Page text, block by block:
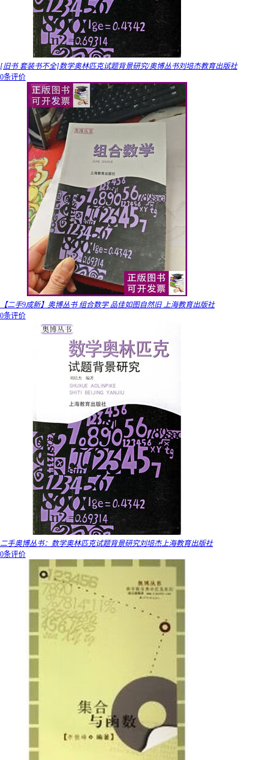
[旧书 套装书不全]数学奥林匹克试题背景研究/奥博丛书刘培杰教育出版社
0条评价
【二手9成新】奥博丛书 组合数学 品佳如图自然旧 上海教育出版社
0条评价
二手奥博丛书：数学奥林匹克试题背景研究刘培杰上海教育出版社
0条评价